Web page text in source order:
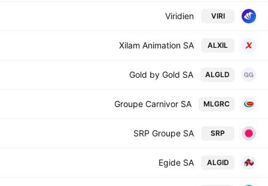
VIRI
Viridien
ALXIL
Xilam Animation SA
ALGLD
Gold by Gold SA
MLGRC
Groupe Carnivor SA
SRP
SRP Groupe SA
ALGID
Egide SA